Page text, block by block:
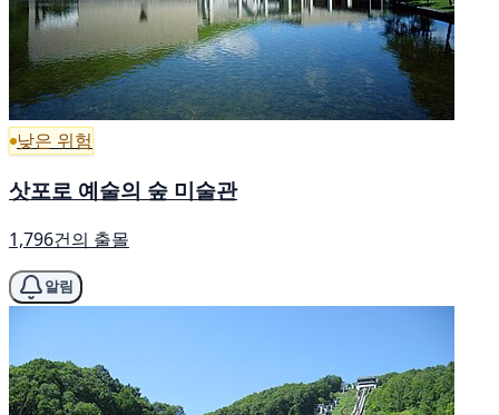
낮은 위험
삿포로 예술의 숲 미술관
1,796건의 출몰
알림